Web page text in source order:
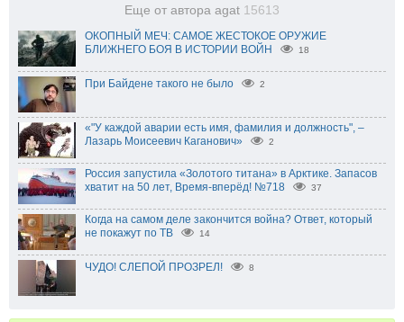
Еще от автора agat 15613
ОКОПНЫЙ МЕЧ: САМОЕ ЖЕСТОКОЕ ОРУЖИЕ
БЛИЖНЕГО БОЯ В ИСТОРИИ ВОЙН
18
При Байдене такого не было 2
«"У каждой аварии есть имя, фамилия и должность", –
Лазарь Моисеевич Каганович»
2
Россия запустила «Золотого титана» в Арктике. Запасов
хватит на 50 лет, Время-вперёд! №718
37
Когда на самом деле закончится война? Ответ, который
не покажут по ТВ
14
ЧУДО! СЛЕПОЙ ПРОЗРЕЛ! 8